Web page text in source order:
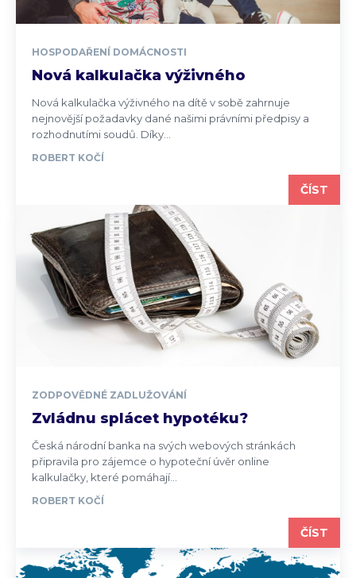
HOSPODAŘENÍ DOMÁCNOSTI
Nová kalkulačka výživného
Nová kalkulačka výživného na dítě v sobě zahrnuje
nejnovější požadavky dané našimi právními předpisy a
rozhodnutími soudů. Díky...
ROBERT KOČÍ
ČÍST
ZODPOVĚDNÉ ZADLUŽOVÁNÍ
Zvládnu splácet hypotéku?
Česká národní banka na svých webových stránkách
připravila pro zájemce o hypoteční úvěr online
kalkulačky, které pomáhají...
ROBERT KOČÍ
ČÍST